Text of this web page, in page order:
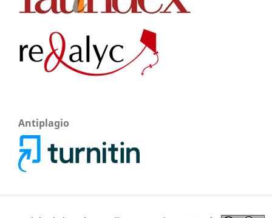
Antiplagio